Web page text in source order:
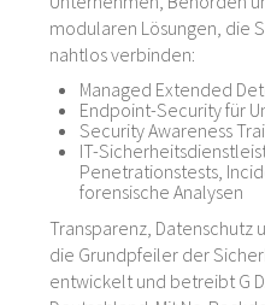
modularen Lösungen, die
nahtlos verbinden:
Managed Extended
Endpoint-Security für
Security Awareness
IT-
Penetrationstests,
forensische Analysen
Transparenz, Datenschutz
die Grundpfeiler der
entwickelt und betreibt G